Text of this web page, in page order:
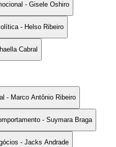
- Gisele Oshiro
- Helso Ribeiro
Cabral
- Marco Antônio Ribeiro
- Suymara Braga
- Jacks Andrade